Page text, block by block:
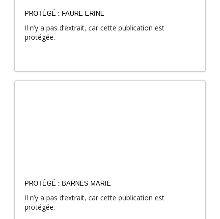
PROTÉGÉ : FAURE ERINE
Il n’y a pas d’extrait, car cette publication est
protégée.
PROTÉGÉ : BARNES MARIE
Il n’y a pas d’extrait, car cette publication est
protégée.